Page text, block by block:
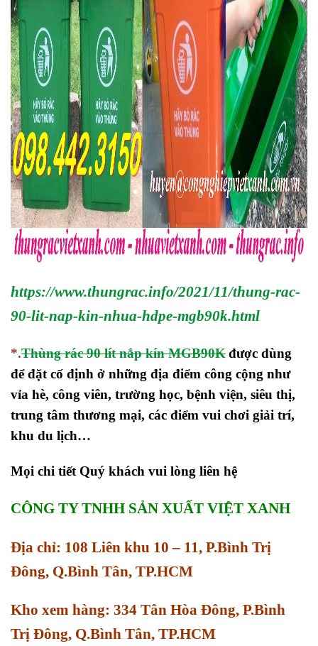
https://www.thungrac.info/2021/11/thung-rac-
90-lit-nap-kin-nhua-hdpe-mgb90k.html
*.Thùng rác 90 lít nắp kín MGB90Kđược dùng
để đặt cố định ở những địa điểm công cộng như
vỉa hè, công viên, trường học, bệnh viện, siêu thị,
trung tâm thương mại, các điểm vui chơi giải trí,
khu du lịch…
Mọi chi tiết Quý khách vui lòng liên hệ
CÔNG TY TNHH SẢN XUẤT VIỆT XANH
Địa chỉ: 108 Liên khu 10 – 11, P.Bình Trị
Đông, Q.Bình Tân, TP.HCM
Kho xem hàng: 334 Tân Hòa Đông, P.Bình
Trị Đông, Q.Bình Tân, TP.HCM